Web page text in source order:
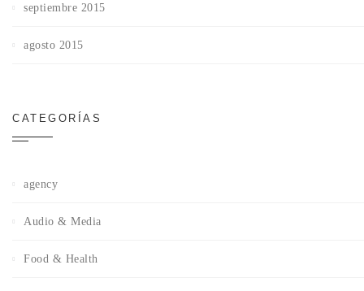
septiembre 2015
agosto 2015
CATEGORÍAS
agency
Audio & Media
Food & Health